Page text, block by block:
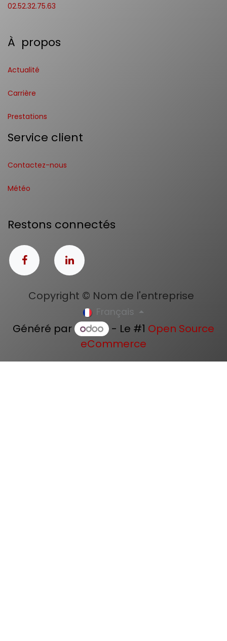
02.52.32.75.63
À propos
Actualité
Carrière
Prestations
Service client
Contactez-nous
Météo
Restons connectés
Copyright © Nom de l'entreprise
Français
Généré par - Le #1 Open Source
eCommerce